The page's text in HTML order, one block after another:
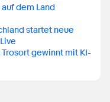
dem Land
startet neue
Trosort gewinnt mit KI-